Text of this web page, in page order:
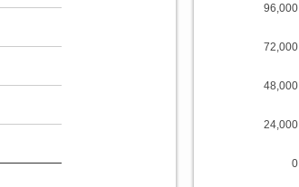
0
24,000
48,000
72,000
96,000